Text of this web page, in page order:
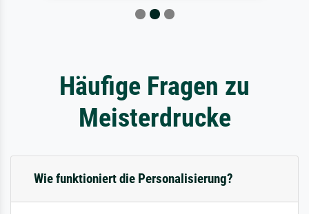
Häufige Fragen zu
Meisterdrucke
Wie funktioniert die Personalisierung?